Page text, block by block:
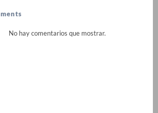
No hay comentarios que mostrar.